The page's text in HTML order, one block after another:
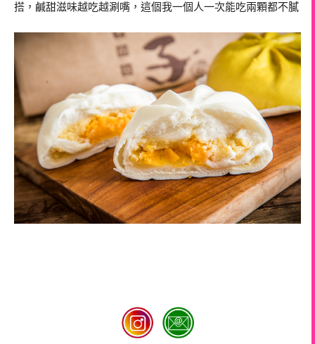
搭，鹹甜滋味越吃越涮嘴，這個我一個人一次能吃兩顆都不膩